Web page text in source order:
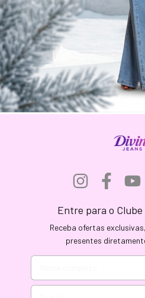
Entre para o Clube
Receba ofertas
presentes